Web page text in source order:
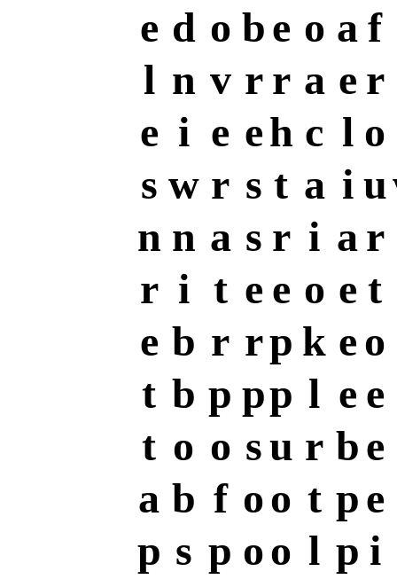
e d o be o a f
l n v r r a e r
e i e eh c l o
s w r s t a i u
n n a s r i ar
r i t e e o e t
e b r rp k eo
t b p pp l e e
t o o su r be
a b f oo t pe
p s p oo l p i